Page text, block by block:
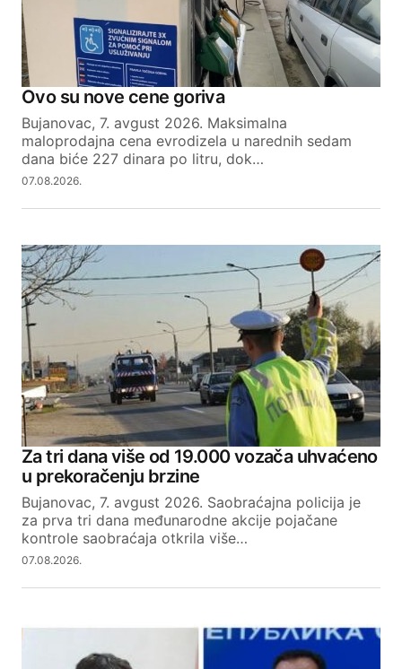
Ovo su nove cene goriva
Bujanovac, 7. avgust 2026. Maksimalna
maloprodajna cena evrodizela u narednih sedam
dana biće 227 dinara po litru, dok…
07.08.2026.
Za tri dana više od 19.000 vozača uhvaćeno
u prekoračenju brzine
Bujanovac, 7. avgust 2026. Saobraćajna policija je
za prva tri dana međunarodne akcije pojačane
kontrole saobraćaja otkrila više…
07.08.2026.